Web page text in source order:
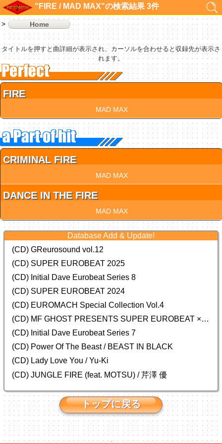
"FIRE / MAD MAX"の検索結果 3件
Home
タイトルを押すと曲詳細が表示され、カーソルを合わせると収録先が表示さ
れます。
FIRE
MAD MAX
CRIMINAL FIRE
MAD MAX
DANCE IN THE FIRE
MAD MAX
Database Add & Update!
(CD) GReurosound vol.12
(CD) SUPER EUROBEAT 2025
(CD) Initial Dave Eurobeat Series 8
(CD) SUPER EUROBEAT 2024
(CD) EUROMACH Special Collection Vol.4
(CD) MF GHOST PRESENTS SUPER EUROBEAT × ORIGINAL SOUNDTRACK NEW COLLECTION
(CD) Initial Dave Eurobeat Series 7
(CD) Power Of The Beast / BEAST IN BLACK
(CD) Lady Love You / Yu-Ki
(CD) JUNGLE FIRE (feat. MOTSU) / 芹澤 優
トップに戻る